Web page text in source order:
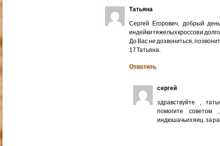
Татьяна
Сергей Егорович, добрый
индейки тяжелых кроссов и
До Вас не дозвониться,
17 Татьяна.
Ответить
сергей
здравствуйте ,
помогите
индюшачьих яиц . за